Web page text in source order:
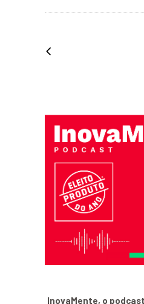
InovaMente, o